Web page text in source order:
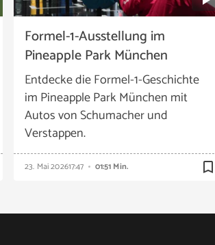
Formel-1-Ausstellung im
Pineapple Park München
Entdecke die Formel-1-Geschichte
im Pineapple Park München mit
Autos von Schumacher und
Verstappen.
23. Mai 202617:47 01:51 Min. bookmark_border